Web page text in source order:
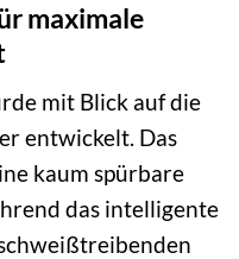
maximale
mit Blick auf die
entwickelt. Das
kaum spürbare
das intelligente